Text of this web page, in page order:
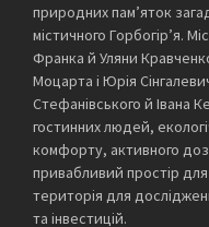
природних пам’яток
містичного Горбогір’я.
Франка й Уляни
Моцарта і Юрія
Стефанівського й Івана
гостинних людей,
комфорту, активного
привабливий простір
територія для
та інвестицій.